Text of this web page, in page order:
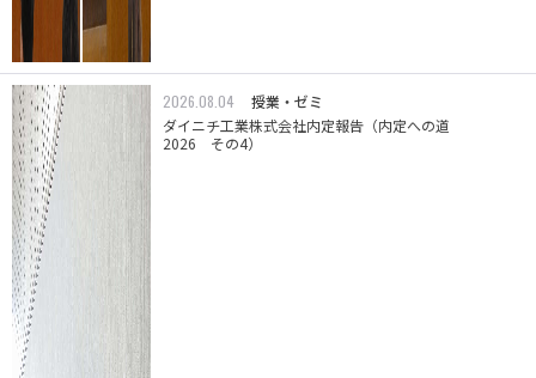
2026.08.04
授業・ゼミ
ダイニチ工業株式会社内定報告（内定への道
2026 その4）